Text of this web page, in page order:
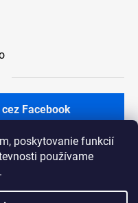
poskytovanie funkcií
používame
.
Facebook